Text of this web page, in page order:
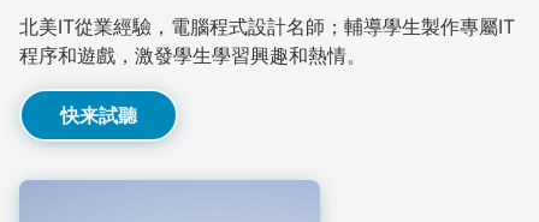
北美IT從業經驗，電腦程式設計名師；輔導學生製作專屬IT
程序和遊戲，激發學生學習興趣和熱情。
快来試聽